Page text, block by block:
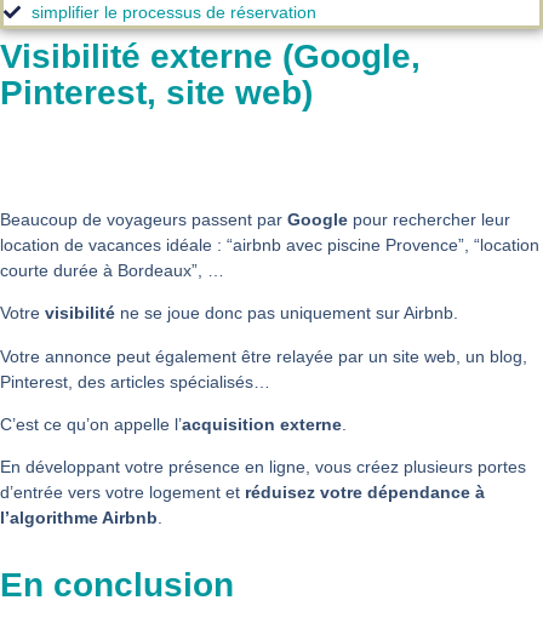
simplifier le processus de réservation
Visibilité externe (Google,
Pinterest, site web)
Beaucoup de voyageurs passent par Google pour rechercher leur
location de vacances idéale : “airbnb avec piscine Provence”, “location
courte durée à Bordeaux”, …
Votre visibilité ne se joue donc pas uniquement sur Airbnb.
Votre annonce peut également être relayée par un site web, un blog,
Pinterest, des articles spécialisés…
C’est ce qu’on appelle l’acquisition externe
En développant votre présence en ligne, vous créez plusieurs portes
d’entrée vers votre logement et réduisez votre dépendance à
l’algorithme Airbnb.
En conclusion